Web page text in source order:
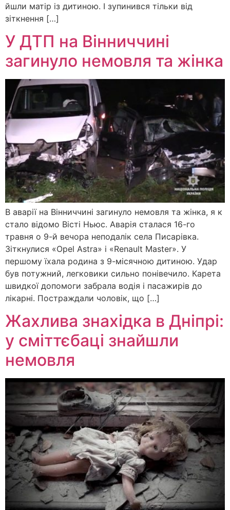
йшли матір із дитиною. І зупинився тільки від
зіткнення […]
У ДТП на Вінниччині
загинуло немовля та жінка
В аварії на Вінниччині загинуло немовля та жінка, я к
стало відомо Вісті Ньюс. Аварія сталася 16-го
травня о 9-й вечора неподалік села Писарівка.
Зіткнулися «Opel Astra» і «Renault Master». У
першому їхала родина з 9-місячною дитиною. Удар
був потужний, легковики сильно понівечило. Карета
швидкої допомоги забрала водія і пасажирів до
лікарні. Постраждали чоловік, що […]
Жахлива знахідка в Дніпрі:
у сміттєбаці знайшли
немовля